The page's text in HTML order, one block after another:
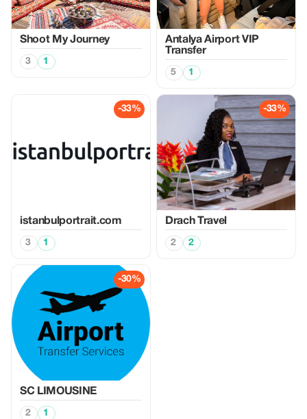
Shoot My Journey
3 1
Antalya Airport VIP
Transfer
5 1
-33%
istanbulportrait.com
3 1
-33%
Drach Travel
2 2
-30%
SC LIMOUSINE
2 1